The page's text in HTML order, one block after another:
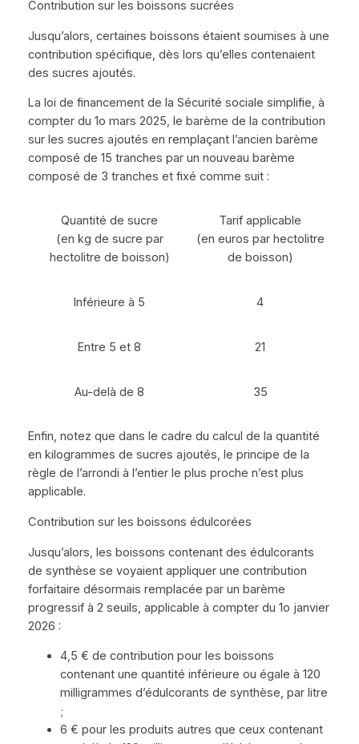
Contribution sur les boissons sucrées
Jusqu’alors, certaines boissons étaient soumises à une
contribution spécifique, dès lors qu’elles contenaient
des sucres ajoutés.
La loi de financement de la Sécurité sociale simplifie, à
compter du 1o mars 2025, le barème de la contribution
sur les sucres ajoutés en remplaçant l’ancien barème
composé de 15 tranches par un nouveau barème
composé de 3 tranches et fixé comme suit :
Quantité de sucre
(en kg de sucre par
hectolitre de boisson)
Tarif applicable
(en euros par hectolitre
de boisson)
Inférieure à 5 4
Entre 5 et 8 21
Au-delà de 8 35
Enfin, notez que dans le cadre du calcul de la quantité
en kilogrammes de sucres ajoutés, le principe de la
règle de l’arrondi à l’entier le plus proche n’est plus
applicable.
Contribution sur les boissons édulcorées
Jusqu’alors, les boissons contenant des édulcorants
de synthèse se voyaient appliquer une contribution
forfaitaire désormais remplacée par un barème
progressif à 2 seuils, applicable à compter du 1o janvier
2026 :
4,5 € de contribution pour les boissons
contenant une quantité inférieure ou égale à 120
milligrammes d’édulcorants de synthèse, par litre
;
6 € pour les produits autres que ceux contenant